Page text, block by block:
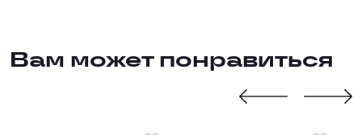
Вам может понравиться